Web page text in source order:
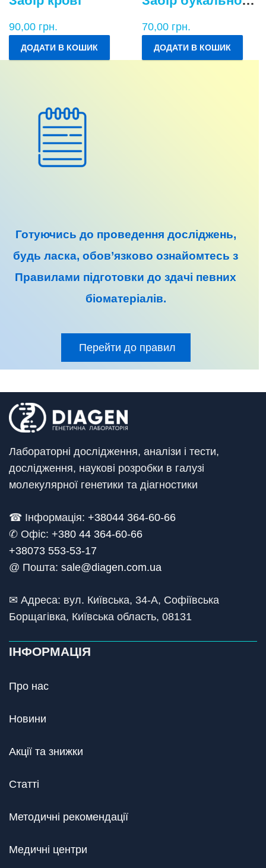
90,00 грн.
ДОДАТИ В КОШИК
70,00 грн.
ДОДАТИ В КОШИК
Готуючись до проведення досліджень,
будь ласка, обов’язково ознайомтесь з
Правилами підготовки до здачі певних
біоматеріалів.
Перейти до правил
Лабораторні дослідження, аналізи і тести,
дослідження, наукові розробки в галузі
молекулярної генетики та діагностики
☎ Інформація: +38044 364-60-66
✆ Офіс: +380 44 364-60-66
+38073 553-53-17
@ Пошта: sale@diagen.com.ua
✉ Адреса: вул. Київська, 34-А, Софіївська
Борщагівка, Київська область, 08131
ІНФОРМАЦІЯ
Про нас
Новини
Акції та знижки
Статті
Методичні рекомендації
Медичні центри